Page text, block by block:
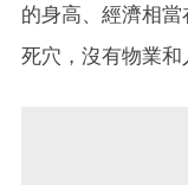
的身高、經濟相
死穴，沒有物業和